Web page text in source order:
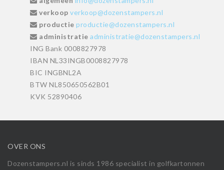
verkoop verkoop@dozenstampers.nl
productie productie@dozenstampers.nl
administratie administratie@dozenstampers.nl
ING Bank 0008827978
IBAN NL33INGB0008827978
BIC INGBNL2A
BTW NL850650562B01
KVK 52890406
OVER ONS
Dozenstampers.nl is sinds 1986 specialist in golfkartonnen